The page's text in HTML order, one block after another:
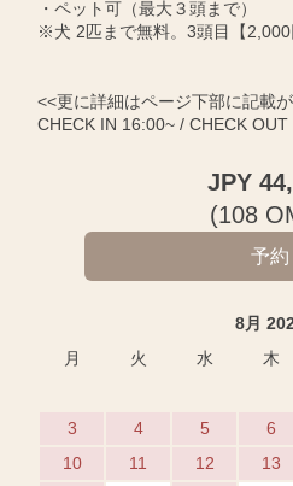
・ペット可（最大３頭まで）
※犬 2匹まで無料。3頭目【2,000
<<更に詳細はページ下部に記載
CHECK IN 16:00~ / CHECK
JPY
(108
8月
月
火 水 木
3
4 5 6
10
11 12 13